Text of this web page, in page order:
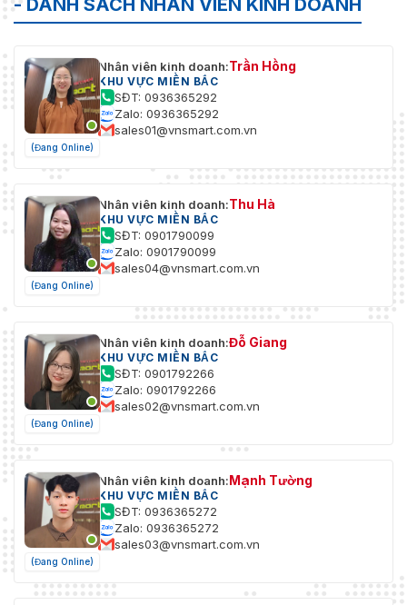
Điện năng tiêu thụ ≤12 W
Kích thước sản
phẩm
(7.28" × 3.00" × 0.81") (Cao ×
Rộng × Dày)
Kích thước bao bì
219 mm × 122 mm × 58 mm
Kích thước bao bì
vận chuyển
(8.62" × 4.80" × 2.28") (Cao ×
Rộng × Dày)
Nhiệt độ hoạt động
–10 °C đến +45 °C (+14 °F đến
Độ cao hoạt động
0 m đến 1,300 m (0 ft đến
4,265.09 ft)
Môi trường hoạt
động
phẩm
Phụ kiện đi kèm Giá đỡ tường
Lắp đặt Lắp đặt trên tường
- DANH SÁCH NHÂN VIÊN KINH DOANH
(Đang Online)
Nhân viên kinh doanh:Trần Hồng
KHU VỰC MIỀN BẮC
SĐT: 0936365292
Zalo: 0936365292
sales01@vnsmart.com.vn
(Đang Online)
Nhân viên kinh doanh:Thu Hà
KHU VỰC MIỀN BẮC
SĐT: 0901790099
Zalo: 0901790099
sales04@vnsmart.com.vn
(Đang Online)
Nhân viên kinh doanh:Đỗ Giang
KHU VỰC MIỀN BẮC
SĐT: 0901792266
Zalo: 0901792266
sales02@vnsmart.com.vn
(Đang Online)
Nhân viên kinh doanh:Mạnh Tường
KHU VỰC MIỀN BẮC
SĐT: 0936365272
Zalo: 0936365272
sales03@vnsmart.com.vn